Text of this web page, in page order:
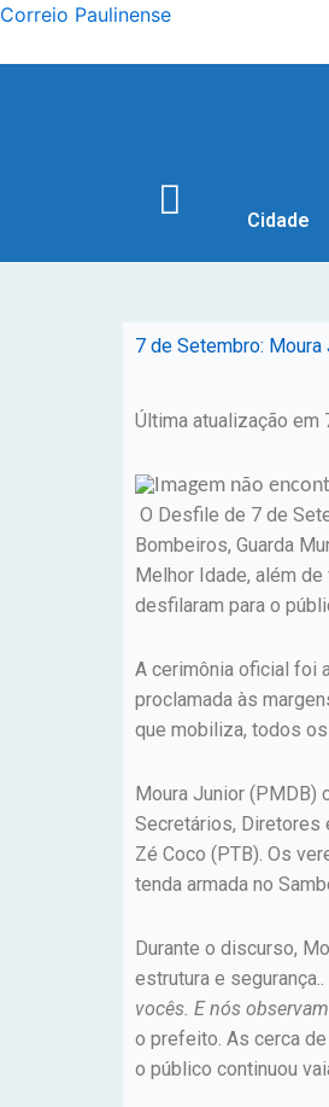
Correio Paulinense
Cidade
7 de Setembro: Moura
Última atualização em
O Desfile de 7 de
Bombeiros, Guarda
Melhor Idade, além
desfilaram para o
A cerimônia oficial foi
proclamada às
que mobiliza, todos
Moura Junior (PMDB)
Secretários, Diretores
Zé Coco (PTB). Os
tenda armada no
Durante o discurso,
estrutura e segurança..
vocês. E nós
o prefeito. As cerca
o público continuou